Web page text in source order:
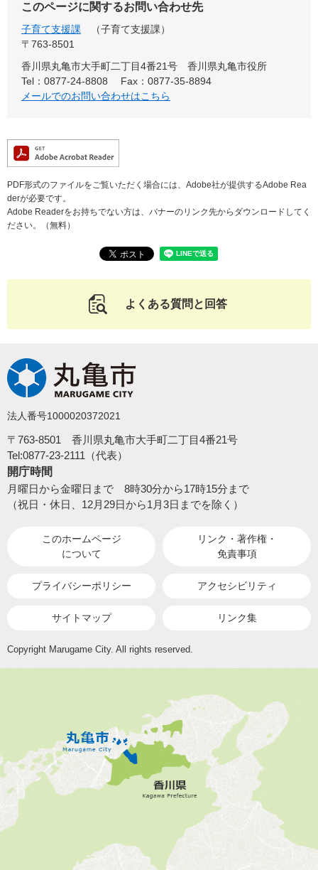
このページに関するお問い合わせ先
子育て支援課
子育て支援課
〒763-8501
香川県丸亀市大手町二丁目4番21号 香川県丸亀市役所
Tel：0877-24-8808
Fax：0877-35-8894
メールでのお問い合わせはこちら
PDF形式のファイルをご覧いただく場合には、Adobe社が提供するAdobe Rea
derが必要です。
Adobe Readerをお持ちでない方は、バナーのリンク先からダウンロードしてく
ださい。（無料）
よくある質問と回答
法人番号1000020372021
〒763-8501 香川県丸亀市大手町二丁目4番21号
Tel:0877-23-2111（代表）
開庁時間
月曜日から金曜日まで 8時30分から17時15分まで
（祝日・休日、12月29日から1月3日までを除く）
このホームページ
について
リンク・著作権・
免責事項
プライバシーポリシー アクセシビリティ
サイトマップ リンク集
Copyright Marugame City. All rights reserved.